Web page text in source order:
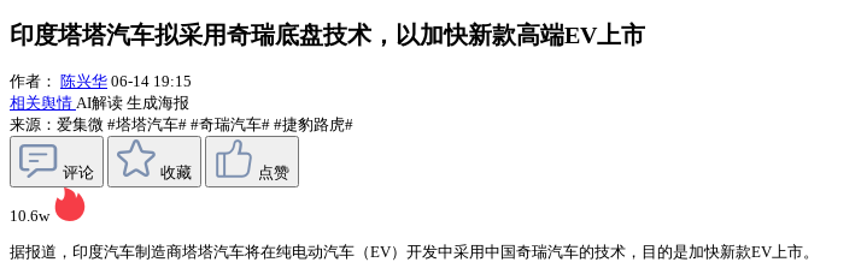
印度塔塔汽车拟采用奇瑞底盘技术，以加快新款高端EV上市
作者： 陈兴华 06-14 19:15
相关舆情 AI解读 生成海报
来源：爱集微 #塔塔汽车# #奇瑞汽车# #捷豹路虎#
评论 收藏 点赞
10.6w
据报道，印度汽车制造商塔塔汽车将在纯电动汽车（EV）开发中采用中国奇瑞汽车的技术，目的是加快新款EV上市。